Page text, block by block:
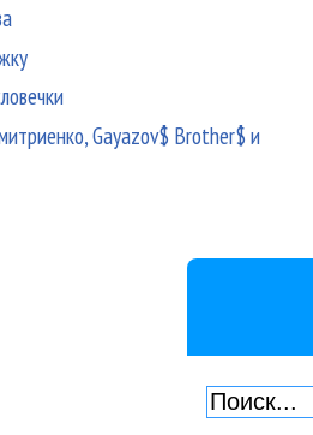
Gayazov$ Brother$ и